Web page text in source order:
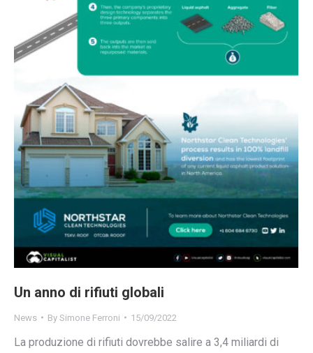
Un anno di rifiuti globali
News By Simone Ferroni 15/09/2022
La produzione di rifiuti dovrebbe salire a 3,4 miliardi di